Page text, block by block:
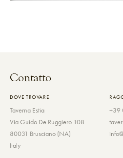
Contatto
DOVE TROVARE
Taverna Estia
Via Guido De Ruggiero 108
80031 Brusciano (NA)
Italy
+39